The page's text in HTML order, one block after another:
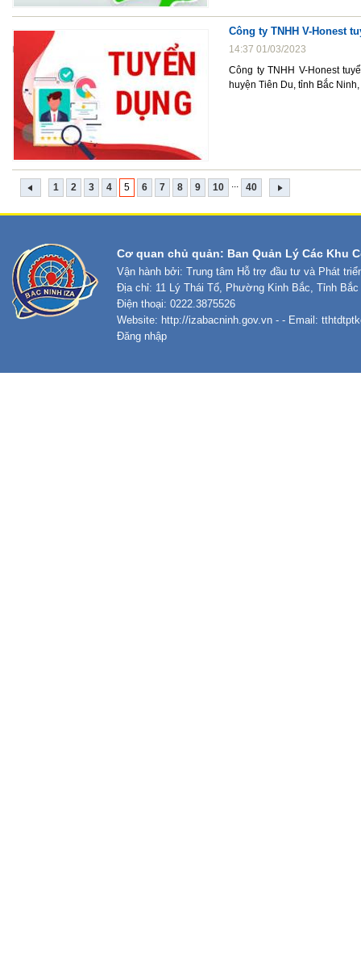
Công ty TNHH V-Honest
14:37 01/03/2023
Công ty TNHH V-Honest
huyện Tiên Du, tỉnh Bắc
1 2 3 4 5 6 7 8 9 10 ... 40
Cơ quan chủ quản: Ban Quản Lý Các Khu
Vận hành bởi: Trung tâm Hỗ trợ đầu tư và Phát
Địa chỉ: 11 Lý Thái Tổ, Phường Kinh Bắc, Tỉnh Bắc
Điện thoại: 0222.3875526
Website: http://izabacninh.gov.vn - - Email:
Đăng nhập